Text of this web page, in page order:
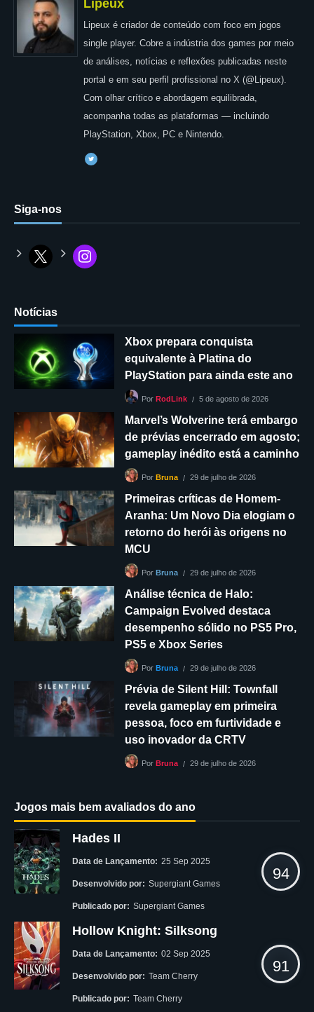
Lipeux
Lipeux é criador de conteúdo com foco em jogos
single player. Cobre a indústria dos games por meio
de análises, notícias e reflexões publicadas neste
portal e em seu perfil profissional no X (@Lipeux).
Com olhar crítico e abordagem equilibrada,
acompanha todas as plataformas — incluindo
PlayStation, Xbox, PC e Nintendo.
Siga-nos
Notícias
Xbox prepara conquista
equivalente à Platina do
PlayStation para ainda este ano
Por RodLink 5 de agosto de 2026
Marvel’s Wolverine terá embargo
de prévias encerrado em agosto;
gameplay inédito está a caminho
Por Bruna 29 de julho de 2026
Primeiras críticas de Homem-
Aranha: Um Novo Dia elogiam o
retorno do herói às origens no
MCU
Por Bruna 29 de julho de 2026
Análise técnica de Halo:
Campaign Evolved destaca
desempenho sólido no PS5 Pro,
PS5 e Xbox Series
Por Bruna 29 de julho de 2026
Prévia de Silent Hill: Townfall
revela gameplay em primeira
pessoa, foco em furtividade e
uso inovador da CRTV
Por Bruna 29 de julho de 2026
Jogos mais bem avaliados do ano
Hades II
Data de Lançamento: 25 Sep 2025
Desenvolvido por: Supergiant Games
Publicado por: Supergiant Games
94
Hollow Knight: Silksong
Data de Lançamento: 02 Sep 2025
Desenvolvido por: Team Cherry
Publicado por: Team Cherry
91